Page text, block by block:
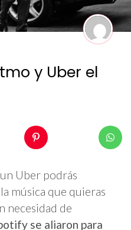
y Uber el
Uber podrás
música que quieras
necesidad de
se aliaron para